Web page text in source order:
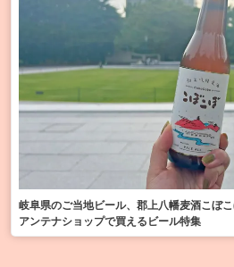
岐阜県のご当地ビール、郡上八幡麦酒こぼ
アンテナショップで買えるビール特集